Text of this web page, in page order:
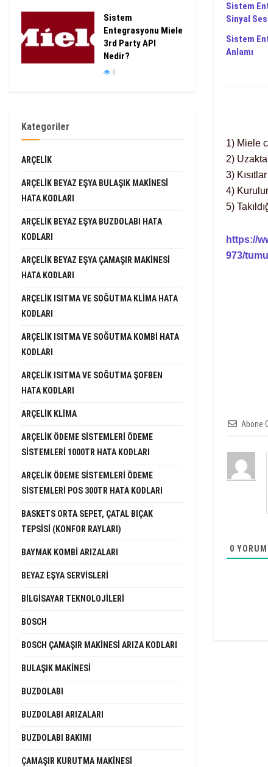
Sistem
Sinyal
Sistem
Anlamı
1) Miele
2)
3)
4)
5)
https://
973/
Abone
0 YORUM
Sistem
Entegrasyonu Miele
3rd Party API
Nedir?
0
Kategoriler
ARÇELIK
ARÇELIK BEYAZ EŞYA BULAŞIK MAKINESI
HATA KODLARI
ARÇELIK BEYAZ EŞYA BUZDOLABI HATA
KODLARI
ARÇELIK BEYAZ EŞYA ÇAMAŞIR MAKINESI
HATA KODLARI
ARÇELIK ISITMA VE SOĞUTMA KLIMA HATA
KODLARI
ARÇELIK ISITMA VE SOĞUTMA KOMBI HATA
KODLARI
ARÇELIK ISITMA VE SOĞUTMA ŞOFBEN
HATA KODLARI
ARÇELIK KLIMA
ARÇELIK ÖDEME SISTEMLERI ÖDEME
SISTEMLERI 1000TR HATA KODLARI
ARÇELIK ÖDEME SISTEMLERI ÖDEME
SISTEMLERI POS 300TR HATA KODLARI
BASKETS ORTA SEPET, ÇATAL BIÇAK
TEPSISI (KONFOR RAYLARI)
BAYMAK KOMBI ARIZALARI
BEYAZ EŞYA SERVISLERI
BILGISAYAR TEKNOLOJILERI
BOSCH
BOSCH ÇAMAŞIR MAKINESI ARIZA KODLARI
BULAŞIK MAKINESI
BUZDOLABI
BUZDOLABI ARIZALARI
BUZDOLABI BAKIMI
ÇAMAŞIR KURUTMA MAKINESI